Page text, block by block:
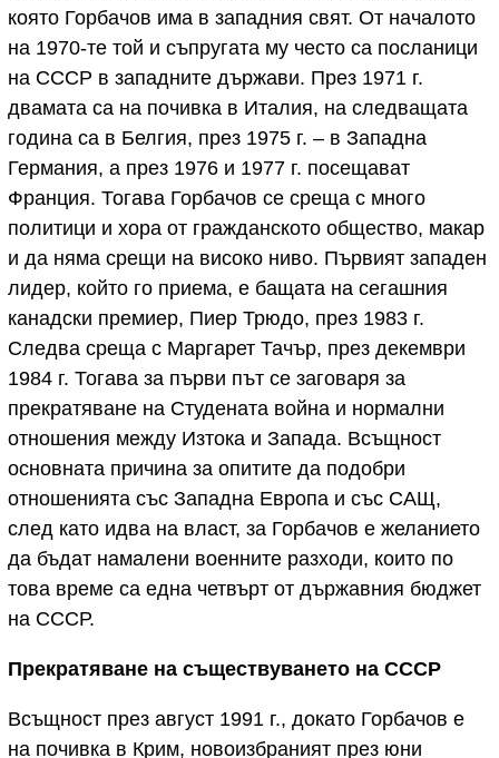
която Горбачов има в западния свят. От началото
на 1970-те той и съпругата му често са посланици
на СССР в западните държави. През 1971 г.
двамата са на почивка в Италия, на следващата
година са в Белгия, през 1975 г. – в Западна
Германия, а през 1976 и 1977 г. посещават
Франция. Тогава Горбачов се среща с много
политици и хора от гражданското общество, макар
и да няма срещи на високо ниво. Първият западен
лидер, който го приема, е бащата на сегашния
канадски премиер, Пиер Трюдо, през 1983 г.
Следва среща с Маргарет Тачър, през декември
1984 г. Тогава за първи път се заговаря за
прекратяване на Студената война и нормални
отношения между Изтока и Запада. Всъщност
основната причина за опитите да подобри
отношенията със Западна Европа и със САЩ,
след като идва на власт, за Горбачов е желанието
да бъдат намалени военните разходи, които по
това време са една четвърт от държавния бюджет
на СССР.
Прекратяване на съществуването на СССР
Всъщност през август 1991 г., докато Горбачов е
на почивка в Крим, новоизбраният през юни